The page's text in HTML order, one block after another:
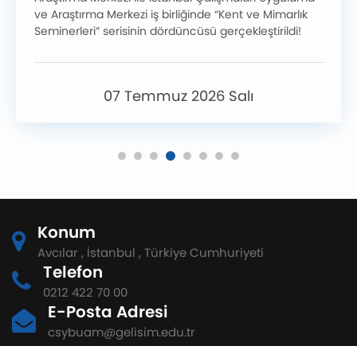
ve Araştırma Merkezi iş birliğinde “Kent ve Mimarlık
Seminerleri” serisinin dördüncüsü gerçekleştirildi!
07 Temmuz 2026 Salı
Konum
Avcılar , İstanbul , Türkiye Cumhuriyeti
Telefon
0212 422 70 00
E-Posta Adresi
csybuam@gelisim.edu.tr